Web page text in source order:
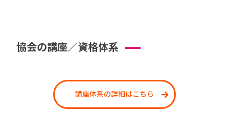
協会の講座／資格体系
講座体系の詳細はこちら